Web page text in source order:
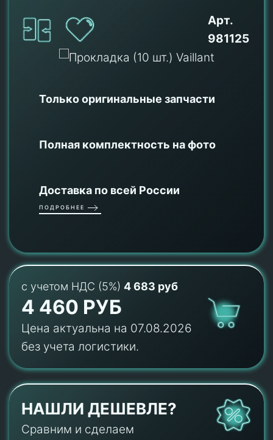
Арт.
981125
Только оригинальные запчасти
Полная комплектность на фото
Доставка по всей России
ПОДРОБНЕЕ
с учетом НДС (5%) 4 683 руб
4 460 РУБ
Цена актуальна на 07.08.2026
без учета логистики.
НАШЛИ ДЕШЕВЛЕ?
Сравним и сделаем